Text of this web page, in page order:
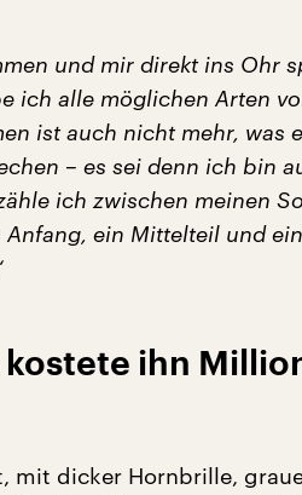
und mir direkt ins Ohr
ich alle möglichen Arten
ist auch nicht mehr, was
– es sei denn ich bin
ich zwischen meinen
ein Mittelteil und
ihn
mit dicker Hornbrille,